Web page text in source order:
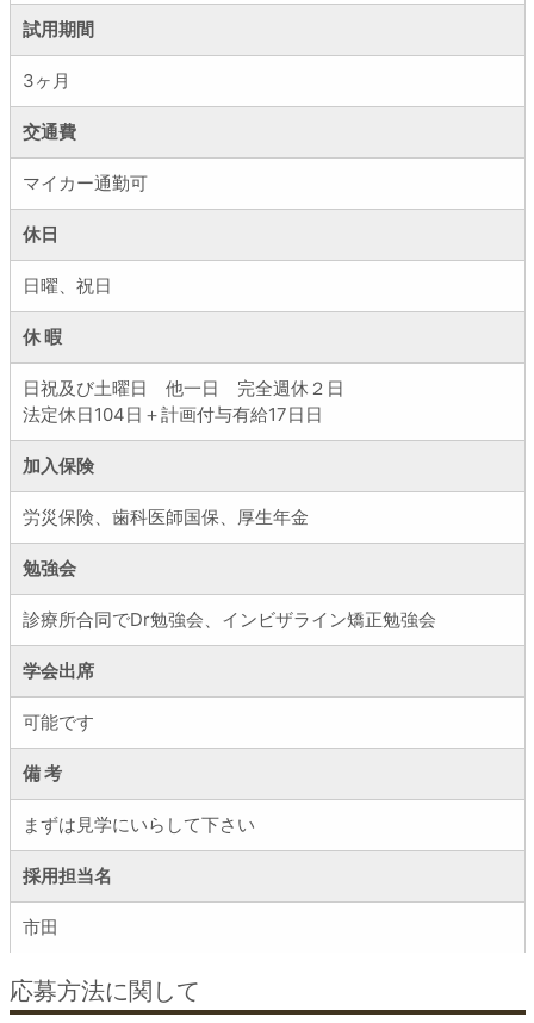
試用期間
3ヶ月
交通費
マイカー通勤可
休日
日曜、祝日
休 暇
日祝及び土曜日 他一日 完全週休２日
法定休日104日＋計画付与有給17日日
加入保険
労災保険、歯科医師国保、厚生年金
勉強会
診療所合同でDr勉強会、インビザライン矯正勉強会
学会出席
可能です
備 考
まずは見学にいらして下さい
採用担当名
市田
応募方法に関して